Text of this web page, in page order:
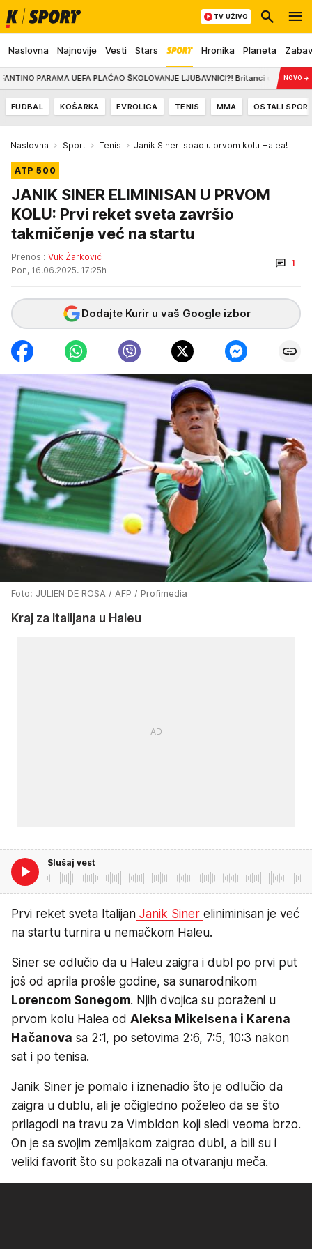
Naslovna Najnovije Vesti Stars Hronika Planeta
TV UŽIVO
PARAMA UEFA PLAĆAO ŠKOLOVANJE LJUBAVNICI?! Britanci otkrili noveNOVO →
FUDBAL KOŠARKA EVROLIGA TENIS MMA OSTALI
Naslovna Sport Tenis Janik Siner ispao u prvom kolu Halea!
ATP 500
JANIK SINER ELIMINISAN U PRVOM
KOLU: Prvi reket sveta završio
takmičenje već na startu
Prenosi: Vuk Žarković
Pon, 16.06.2025. 17:25h
1
Dodajte Kurir u vaš Google izbor
Foto: JULIEN DE ROSA / AFP / Profimedia
Kraj za Italijana u Haleu
Slušaj vest
Prvi reket sveta Italijan Janik Siner eliniminisan je već
na startu turnira u nemačkom Haleu.
Siner se odlučio da u Haleu zaigra i dubl po prvi put
još od aprila prošle godine, sa sunarodnikom
Lorencom Sonegom. Njih dvojica su poraženi u
prvom kolu Halea od Aleksa Mikelsena i Karena
Hačanova sa 2:1, po setovima 2:6, 7:5, 10:3 nakon
sat i po tenisa.
Janik Siner je pomalo i iznenadio što je odlučio da
zaigra u dublu, ali je očigledno poželeo da se što
prilagodi na travu za Vimbldon koji sledi veoma brzo.
On je sa svojim zemljakom zaigrao dubl, a bili su i
veliki favorit što su pokazali na otvaranju meča.